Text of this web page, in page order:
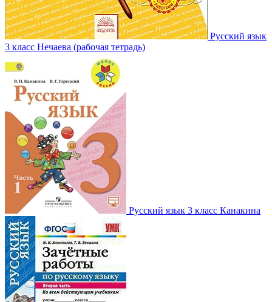
Русский язык
3 класс Нечаева (рабочая тетрадь)
Русский язык 3 класс Канакина